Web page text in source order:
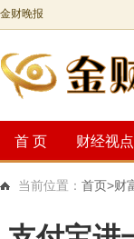
金财晚报
首 页 财经视点
当前位置： 首页>财